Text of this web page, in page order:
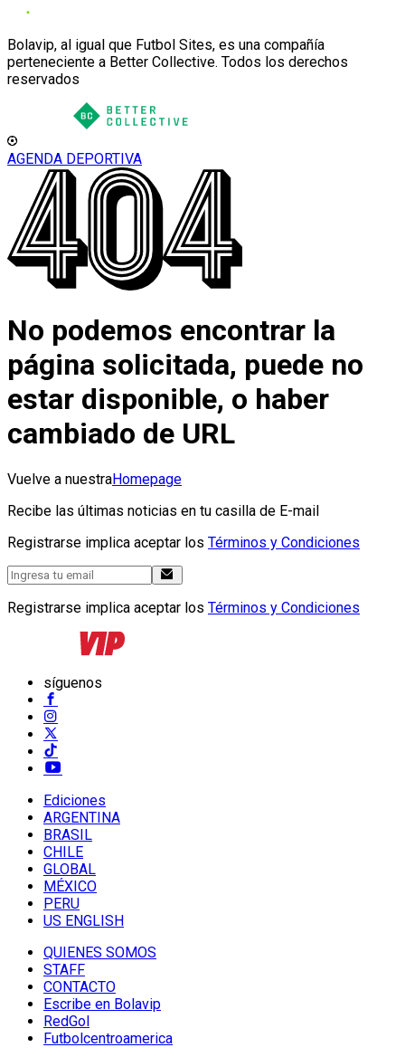
Bolavip, al igual que Futbol Sites, es una compañía
perteneciente a Better Collective. Todos los derechos
reservados
AGENDA DEPORTIVA
No podemos encontrar la
página solicitada, puede no
estar disponible, o haber
cambiado de URL
Vuelve a nuestraHomepage
Recibe las últimas noticias en tu casilla de E-mail
Registrarse implica aceptar los Términos y Condiciones
Registrarse implica aceptar los Términos y Condiciones
síguenos
Ediciones
ARGENTINA
BRASIL
CHILE
GLOBAL
MÉXICO
PERU
US ENGLISH
QUIENES SOMOS
STAFF
CONTACTO
Escribe en Bolavip
RedGol
Futbolcentroamerica